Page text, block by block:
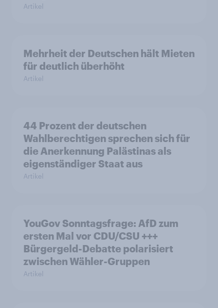
Artikel
Mehrheit der Deutschen hält Mieten
für deutlich überhöht
Artikel
44 Prozent der deutschen
Wahlberechtigen sprechen sich für
die Anerkennung Palästinas als
eigenständiger Staat aus
Artikel
YouGov Sonntagsfrage: AfD zum
ersten Mal vor CDU/CSU +++
Bürgergeld-Debatte polarisiert
zwischen Wähler-Gruppen
Artikel